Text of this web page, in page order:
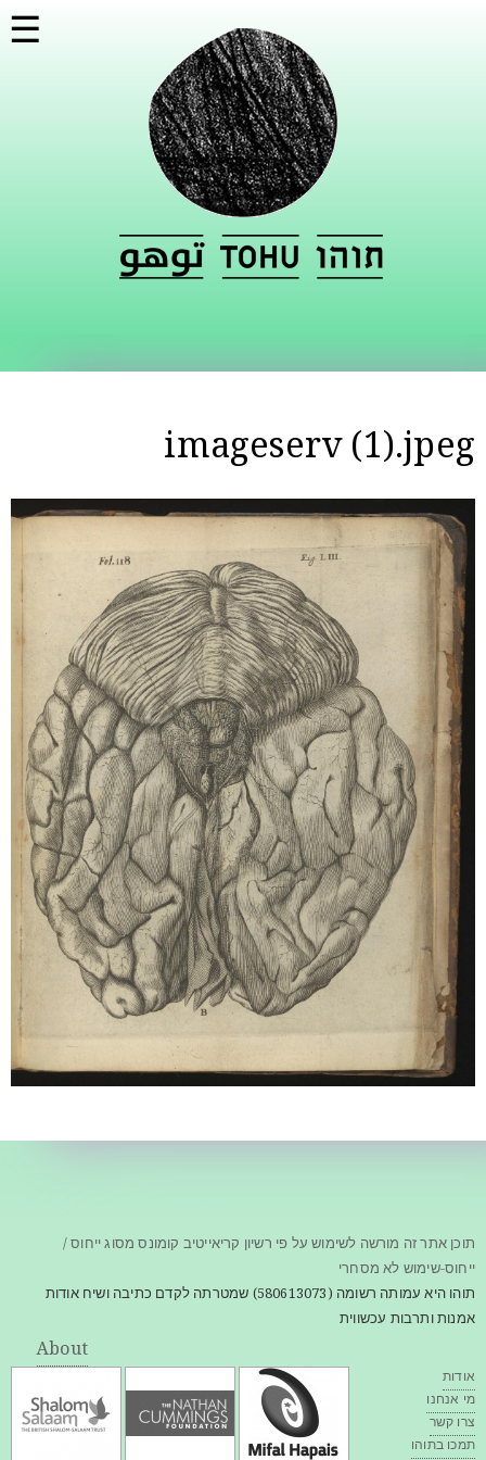
☰
imageserv (1).jpeg
תוכן אתר זה מורשה לשימוש על פי רשיון קריאייטיב קומונס מסוג ייחוס /
ייחוס-שימוש לא מסחרי
תוהו היא עמותה רשומה (580613073) שמטרתה לקדם כתיבה ושיח אודות
אמנות ותרבות עכשווית
About
אודות
מי אנחנו
צרו קשר
תמכו בתוהו